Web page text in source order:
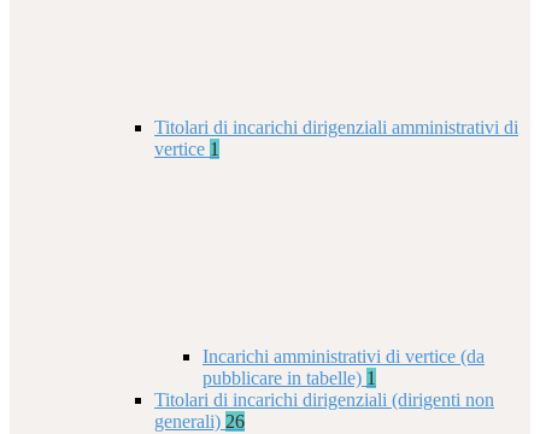
Titolari di incarichi dirigenziali amministrativi di
vertice 1
Incarichi amministrativi di vertice (da
pubblicare in tabelle) 1
Titolari di incarichi dirigenziali (dirigenti non
generali) 26